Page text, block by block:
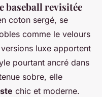
baseball revisitée
coton sergé, se
comme le velours
luxe apportent
pourtant ancré dans
sobre, elle
chic et moderne.